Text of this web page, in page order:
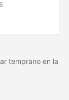
temprano en la